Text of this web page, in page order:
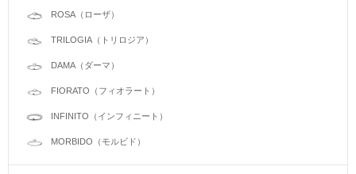
ROSA（ローザ）
TRILOGIA（トリロジア）
DAMA（ダーマ）
FIORATO（フィオラート）
INFINITO（インフィニート）
MORBIDO（モルビド）